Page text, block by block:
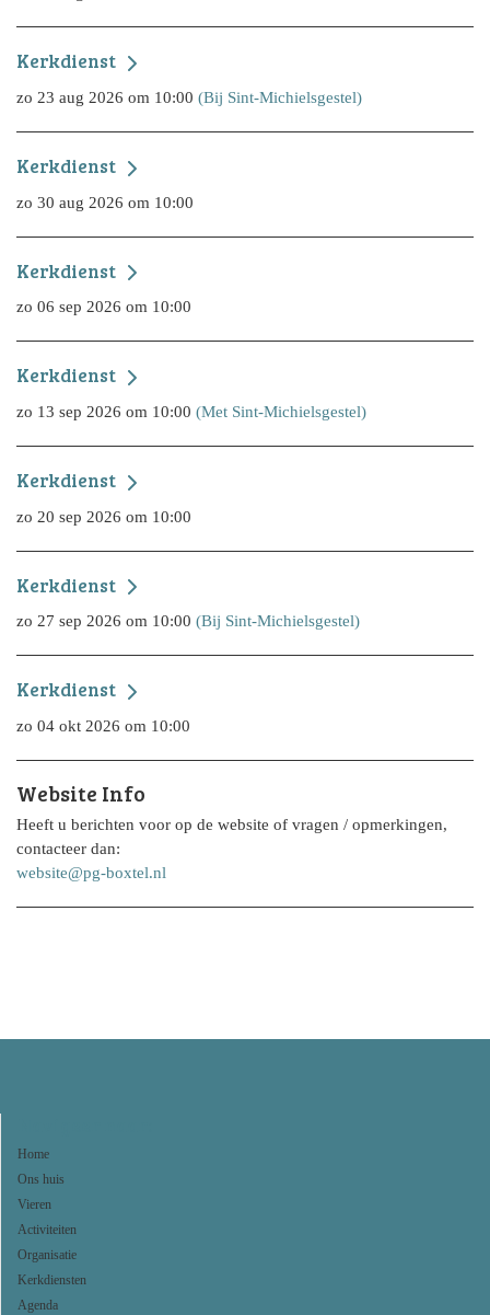
Kerkdienst
zo 23 aug 2026 om 10:00 (Bij Sint-Michielsgestel)
Kerkdienst
zo 30 aug 2026 om 10:00
Kerkdienst
zo 06 sep 2026 om 10:00
Kerkdienst
zo 13 sep 2026 om 10:00 (Met Sint-Michielsgestel)
Kerkdienst
zo 20 sep 2026 om 10:00
Kerkdienst
zo 27 sep 2026 om 10:00 (Bij Sint-Michielsgestel)
Kerkdienst
zo 04 okt 2026 om 10:00
Website Info
Heeft u berichten voor op de website of vragen / opmerkingen,
contacteer dan:
website@pg-boxtel.nl
Home
Ons huis
Vieren
Activiteiten
Organisatie
Kerkdiensten
Agenda